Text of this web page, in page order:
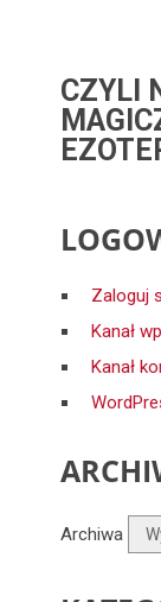
CZYLI
Zaloguj
Kanał
Kanał
Archiwa